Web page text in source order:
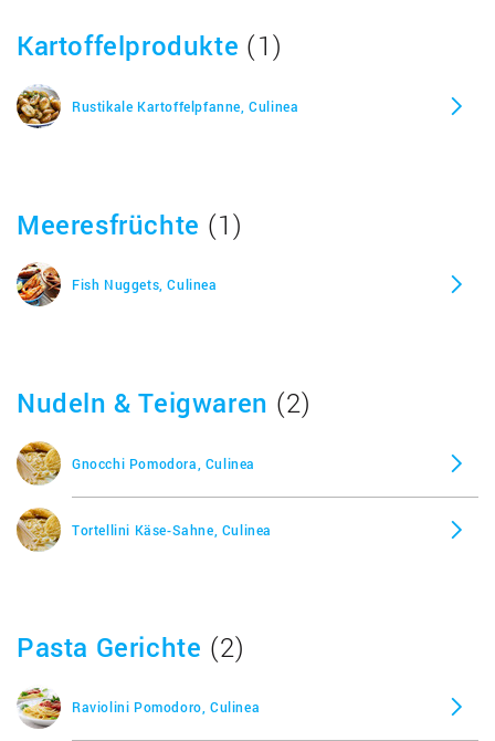
Kartoffelprodukte (1)
Rustikale Kartoffelpfanne, Culinea
Meeresfrüchte (1)
Fish Nuggets, Culinea
Nudeln & Teigwaren (2)
Gnocchi Pomodora, Culinea
Tortellini Käse-Sahne, Culinea
Pasta Gerichte (2)
Raviolini Pomodoro, Culinea